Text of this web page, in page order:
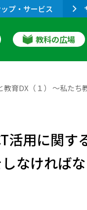
プ・サービス
教科の広場
育DX（１） ～私たち
活用に関
なければ